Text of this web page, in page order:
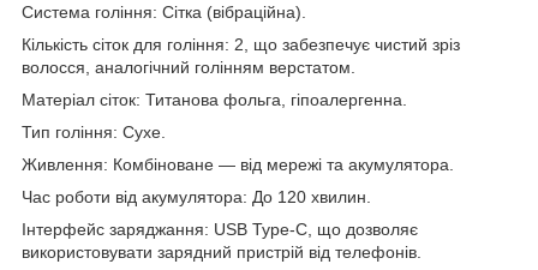
Система гоління: Сітка (вібраційна).
Кількість сіток для гоління: 2, що забезпечує чистий зріз
волосся, аналогічний голінням верстатом.
Матеріал сіток: Титанова фольга, гіпоалергенна.
Тип гоління: Сухе.
Живлення: Комбіноване — від мережі та акумулятора.
Час роботи від акумулятора: До 120 хвилин.
Інтерфейс заряджання: USB Type-C, що дозволяє
використовувати зарядний пристрій від телефонів.